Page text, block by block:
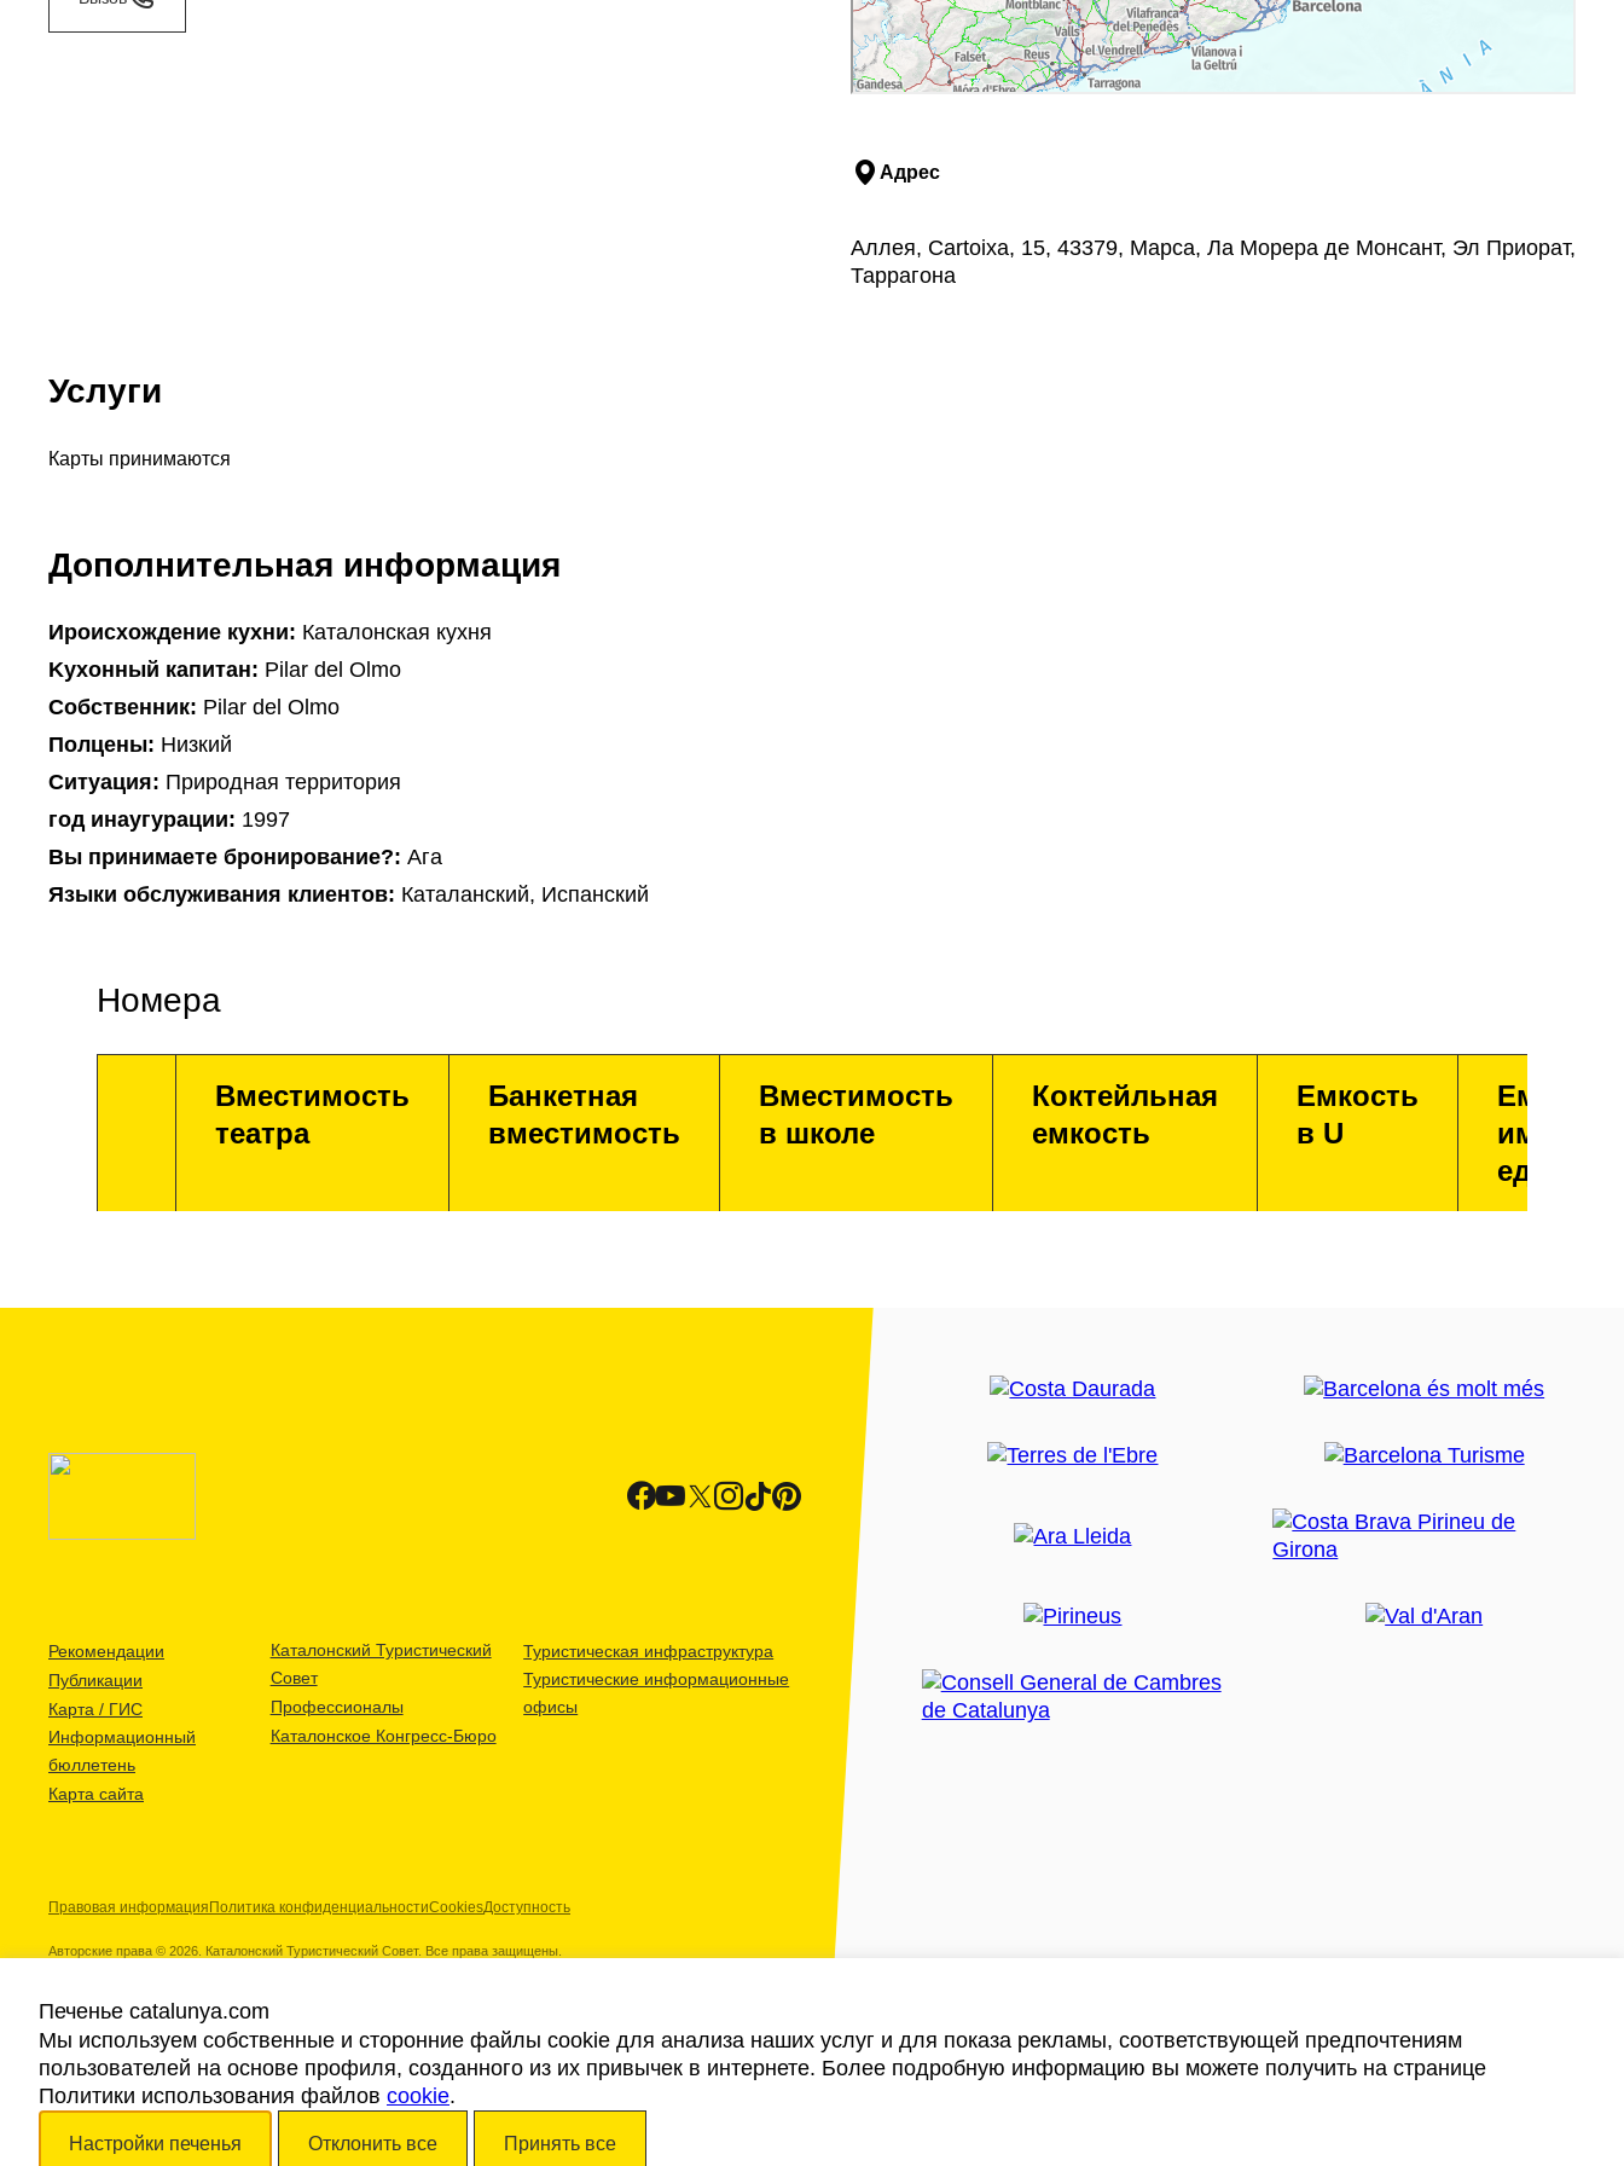
Адрес
Аллея, Cartoixa, 15, 43379, Марса, Ла Морера де Монсант, Эл Приорат,
Таррагона
Услуги
Карты принимаются
Дополнительная информация
Ироисхождение кухни: Каталонская кухня
Kухонный капитан: Pilar del Olmo
Собственник: Pilar del Olmo
Полцены: Низкий
Ситуация: Природная территория
год инаугурации: 1997
Вы принимаете бронирование?: Ага
Языки обслуживания клиентов: Каталанский, Испанский
Номера
Вместимость
театра
Банкетная
вместимость
Вместимость
в школе
Коктейльная
емкость
Емкость
в U
Рекомендации
Публикации
Карта / ГИС
Информационный
бюллетень
Карта сайта
Каталонский Туристический
Совет
Профессионалы
Каталонское Конгресс-Бюро
Туристическая инфраструктура
Туристические информационные
офисы
Правовая информация Политика конфиденциальностиCookiesДоступность
Авторские права © 2026. Каталонский Туристический Совет. Все права защищены.
Наши партнеры
Печенье catalunya.com
Мы используем собственные и сторонние файлы cookie для анализа наших услуг и для показа рекламы, соответствующей предпочтениям
пользователей на основе профиля, созданного из их привычек в интернете. Более подробную информацию вы можете получить на странице
Политики использования файлов cookie.
Настройки печенья Отклонить все Принять все